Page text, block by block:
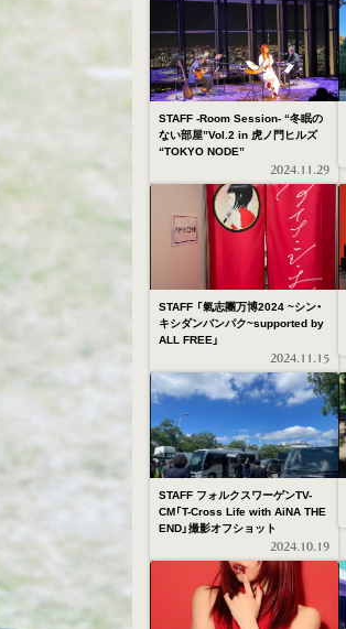
STAFF -Room Session- “冬眠の
ない部屋”Vol.2 in 虎ノ門ヒルズ
“TOKYO NODE”
2024.11.29
STAFF 「氣志團万博2024 ~シン・
キシダンバンパク~supported by
ALL FREE」
2024.11.15
STAFF フォルクスワーゲンTV-
CM「T-Cross Life with AiNA THE
END」撮影オフショット
2024.10.19